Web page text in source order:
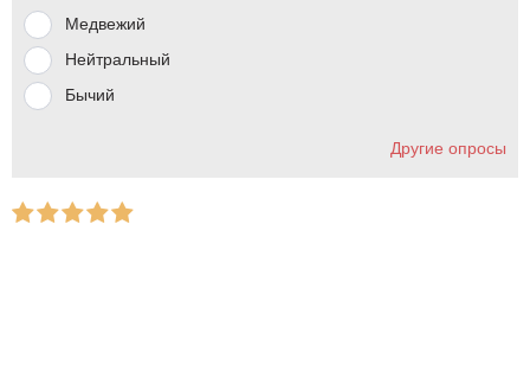
Медвежий
Нейтральный
Бычий
Другие опросы